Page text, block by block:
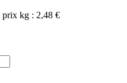
prix kg : 2,48 €